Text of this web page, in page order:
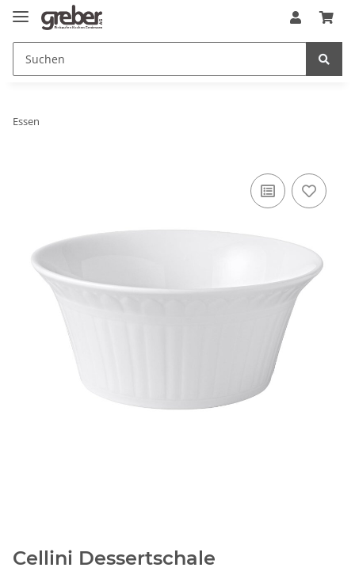
Essen
Cellini Dessertschale